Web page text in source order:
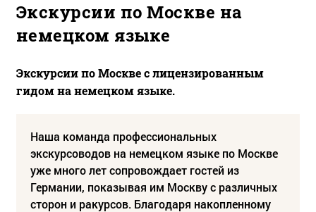
Экскурсии по Москве на
немецком языке
Экскурсии по Москве с лицензированным
гидом на немецком языке.
Наша команда профессиональных
экскурсоводов на немецком языке по Москве
уже много лет сопровождает гостей из
Германии, показывая им Москву с различных
сторон и ракурсов. Благодаря накопленному